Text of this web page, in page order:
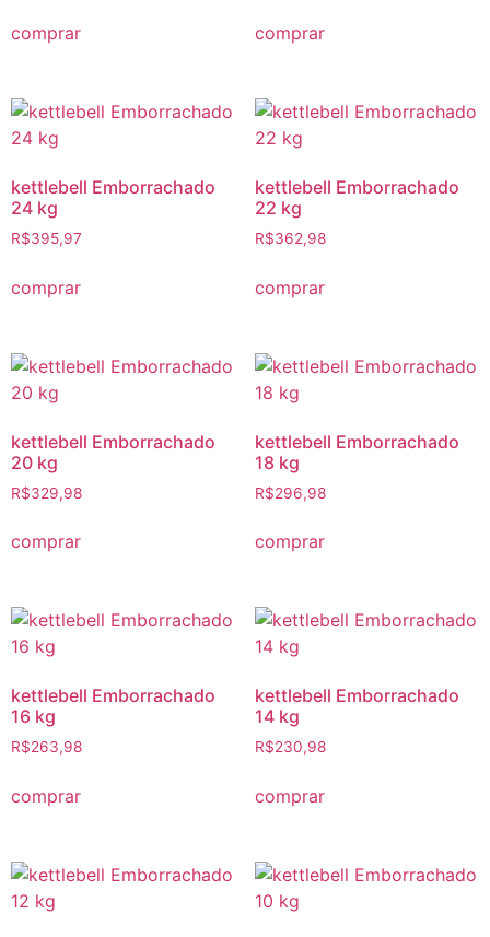
comprar comprar
kettlebell Emborrachado
24 kg
R$395,97
comprar
kettlebell Emborrachado
22 kg
R$362,98
comprar
kettlebell Emborrachado
20 kg
R$329,98
comprar
kettlebell Emborrachado
18 kg
R$296,98
comprar
kettlebell Emborrachado
16 kg
R$263,98
comprar
kettlebell Emborrachado
14 kg
R$230,98
comprar